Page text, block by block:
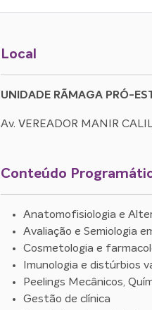
Local
UNIDADE RÃMAGA PRÓ-
Av. VEREADOR MANIR
Conteúdo
Anatomofisiologia e
Avaliação e Semiologia
Cosmetologia e
Imunologia e distúrbios
Peelings Mecânicos,
Gestão de clínica